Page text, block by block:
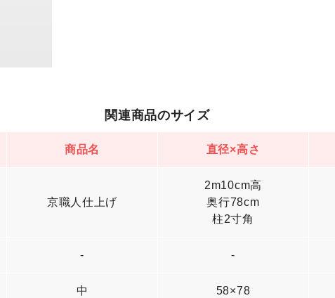
関連商品のサイズ
商品名 直径×高さ
京職人仕上げ
2m10cm高
奥行78cm
柱2寸角
- -
中 58×78